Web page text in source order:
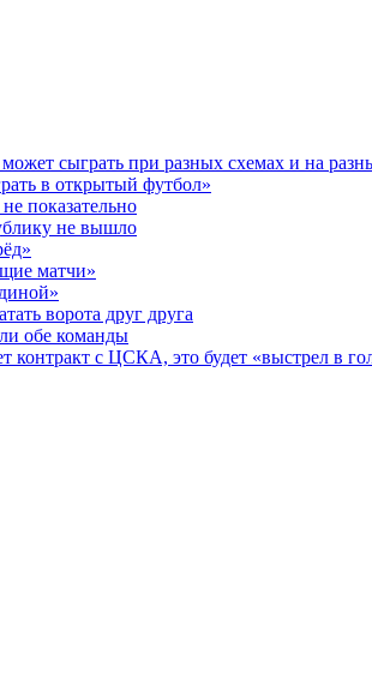
сыграть при разных схемах и на
в открытый футбол»
показательно
не вышло
матчи»
ворота друг друга
обе команды
контракт с ЦСКА, это будет «выстрел в